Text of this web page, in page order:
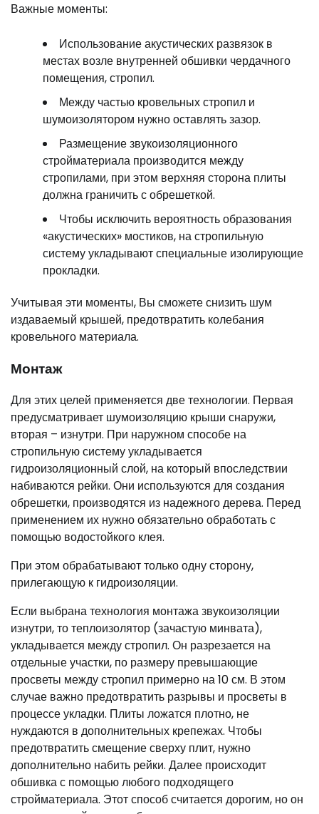
Важные моменты:
Использование акустических развязок в
местах возле внутренней обшивки чердачного
помещения, стропил.
Между частью кровельных стропил и
шумоизолятором нужно оставлять зазор.
Размещение звукоизоляционного
стройматериала производится между
стропилами, при этом верхняя сторона плиты
должна граничить с обрешеткой.
Чтобы исключить вероятность образования
«акустических» мостиков, на стропильную
систему укладывают специальные изолирующие
прокладки.
Учитывая эти моменты, Вы сможете снизить шум
издаваемый крышей, предотвратить колебания
кровельного материала.
Монтаж
Для этих целей применяется две технологии. Первая
предусматривает шумоизоляцию крыши снаружи,
вторая – изнутри. При наружном способе на
стропильную систему укладывается
гидроизоляционный слой, на который впоследствии
набиваются рейки. Они используются для создания
обрешетки, производятся из надежного дерева. Перед
применением их нужно обязательно обработать с
помощью водостойкого клея.
При этом обрабатывают только одну сторону,
прилегающую к гидроизоляции.
Если выбрана технология монтажа звукоизоляции
изнутри, то теплоизолятор (зачастую минвата),
укладывается между стропил. Он разрезается на
отдельные участки, по размеру превышающие
просветы между стропил примерно на 10 см. В этом
случае важно предотвратить разрывы и просветы в
процессе укладки. Плиты ложатся плотно, не
нуждаются в дополнительных крепежах. Чтобы
предотвратить смещение сверху плит, нужно
дополнительно набить рейки. Далее происходит
обшивка с помощью любого подходящего
стройматериала. Этот способ считается дорогим, но он